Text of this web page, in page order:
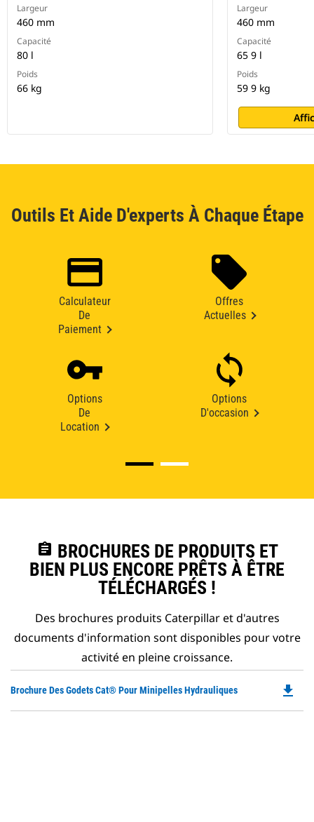
Largeur
460 mm
Capacité
80 l
Poids
66 kg
Largeur
460 mm
Capacité
65 9 l
Poids
59 9 kg
Outils Et Aide D'experts À Chaque Étape
Calculateur
De
Paiement
Offres
Actuelles
Options
De
Location
Options
D'occasion
assignment BROCHURES DE PRODUITS ET
BIEN PLUS ENCORE PRÊTS À ÊTRE
TÉLÉCHARGÉS !
Des brochures produits Caterpillar et d'autres
documents d'information sont disponibles pour votre
activité en pleine croissance.
Brochure Des Godets Cat® Pour Minipelles Hydrauliques file_download